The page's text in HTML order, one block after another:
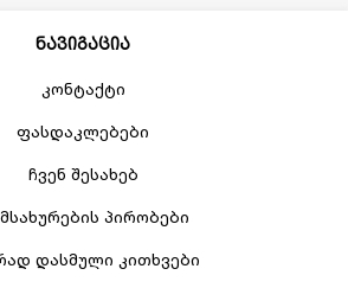
ნავიგაცია
კონტაქტი
ფასდაკლებები
ჩვენ შესახებ
პირობები
დასმული კითხვები